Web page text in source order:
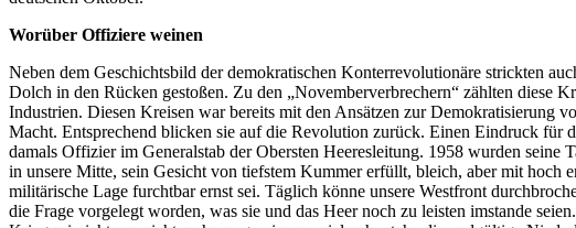
Worüber Offiziere weinen
Neben dem Geschichtsbild der demokratischen Konterrevolutionäre strickten
Dolch in den Rücken gestoßen. Zu den „Novemberverbrechern“ zählten diese
Industrien. Diesen Kreisen war bereits mit den Ansätzen zur Demokratisierung
Macht. Entsprechend blicken sie auf die Revolution zurück. Einen Eindruck für
damals Offizier im Generalstab der Obersten Heeresleitung. 1958 wurden
in unsere Mitte, sein Gesicht von tiefstem Kummer erfüllt, bleich, aber mit hoch
militärische Lage furchtbar ernst sei. Täglich könne unsere Westfront
die Frage vorgelegt worden, was sie und das Heer noch zu leisten imstande